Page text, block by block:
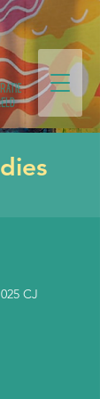
CJ